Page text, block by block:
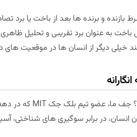
بازنده و برنده ها بعد از باخت یا برد
به عنوان برد تقریبی و تحلیل
دیگر از انسان ها در موقعیت های
انسان، در برابر سوگیری های شناختی،